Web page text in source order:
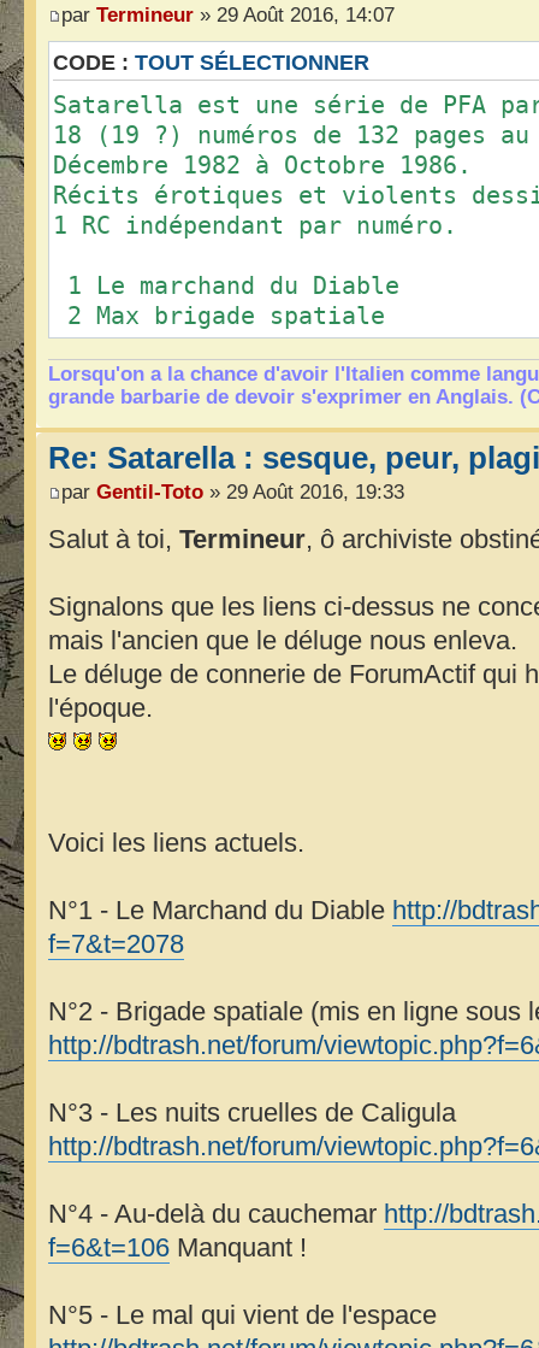
par Termineur » 29 Août 2016, 14:07
CODE : TOUT SÉLECTIONNER
Satarella est une série de PFA
18 (19 ?) numéros de 132 pages
Décembre 1982 à Octobre 1986.
Récits érotiques et violents
1 RC indépendant par numéro.
1 Le marchand du
2 Max brigade spatiale
3 Les nuits cruelles de
4 Au-delà du cauchemar
5 Le Mal qui vient de
6 Pleine Lune pour un
7 La déesse des
8 Le paradis damné
9 Le Wampire de Sutton
10 La fille de Dracula
12 Les enfants du Mal
13 Le pouvoir divin
14 La fureur du Paradis
15 Le gouffre du Diable
17 La déesse des
Réédition 7
11
19 (L’amazone
Lorsqu'on a la chance d'avoir l'Italien comme
grande barbarie de devoir s'exprimer en Anglais.
Re: Satarella : sesque, peur,
par Gentil-Toto » 29 Août 2016, 19:33
Salut à toi, Termineur, ô archiviste
Signalons que les liens ci-dessus ne
mais l'ancien que le déluge nous enleva.
Le déluge de connerie de ForumActif qui
l'époque.
Voici les liens actuels.
N°1 - Le Marchand du Diable http://
f=7&t=2078
N°2 - Brigade spatiale (mis en ligne sous
http://bdtrash.net/forum/
N°3 - Les nuits cruelles de Caligula
http://bdtrash.net/forum/
N°4 - Au-delà du cauchemar http://
f=6&t=106 Manquant !
N°5 - Le mal qui vient de l'espace